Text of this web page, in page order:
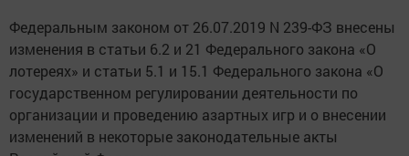
Федеральным законом от 26.07.2019 N 239-ФЗ внесены
изменения в статьи 6.2 и 21 Федерального закона «О
лотереях» и статьи 5.1 и 15.1 Федерального закона «О
государственном регулировании деятельности по
организации и проведению азартных игр и о внесении
изменений в некоторые законодательные акты